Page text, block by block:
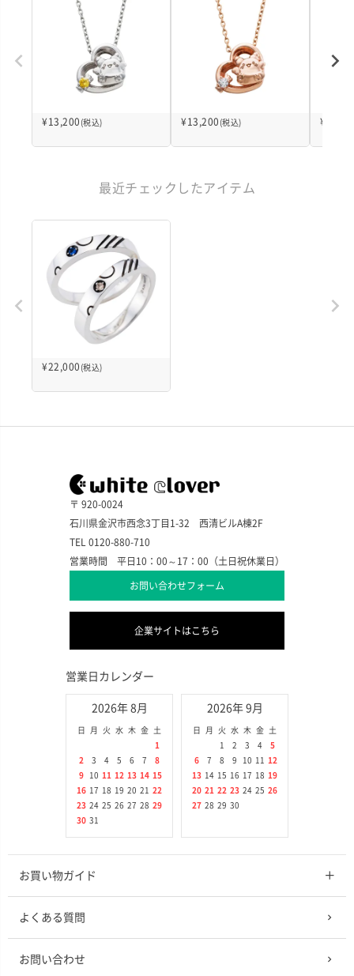
¥ 13,200 (税込) ¥ 13,200 (税込) ¥
最近チェックしたアイテム
¥22,000 (税込)
〒 920-0024
石川県金沢市西念3丁目1-32 西清ビルA棟2F
TEL 0120-880-710
営業時間 平日10：00～17：00（土日祝休業日）
お問い合わせフォーム
企業サイトはこちら
営業日カレンダー
2026年 8月
日 月 火 水 木 金
土
1
2
3 4 5 6 7
8
9
10 11 12 13 14 15
16 17 18 19 20 21
22
23 24 25 26 27 28 29
30 31
2026年 9月
日 月 火 水 木 金
土
1
2 3 4
5
6
7 8 9 10 11
12
13 14 15 16 17 18 19
20 21 22 23 24 25 26
27 28 29 30
お買い物ガイド
よくある質問
お問い合わせ